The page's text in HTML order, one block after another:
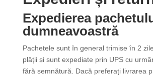
Expedierea
dumneavoastră
Pachetele sunt în general trimise în 2
plății și sunt expediate prin UPS cu
fără semnătură. Dacă preferați livrarea